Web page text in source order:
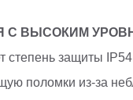
С ВЫСОКИМ
степень защиты
поломки из-за